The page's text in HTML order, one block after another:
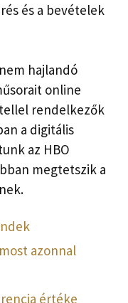
és a bevételek
hajlandó
online
rendelkezők
a digitális
az HBO
megtetszik a
azonnal
értéke